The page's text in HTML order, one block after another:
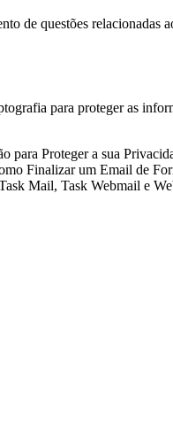
de questões
para proteger as
para Proteger a sua
Finalizar um Email de
Mail, Task Webmail e